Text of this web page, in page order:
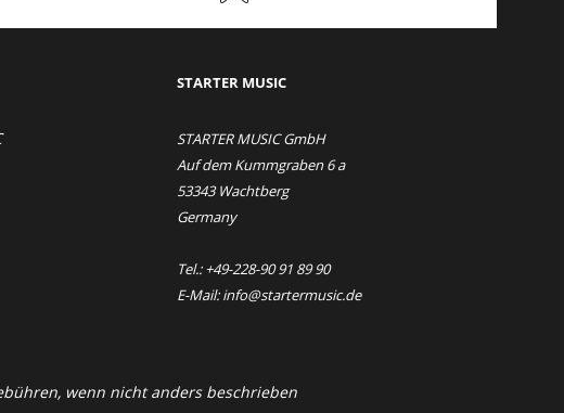
STARTER MUSIC
STARTER MUSIC GmbH
Auf dem Kummgraben 6 a
53343 Wachtberg
Germany
Tel.: +49-228-90 91 89 90
E-Mail: info@startermusic.de
wenn nicht anders beschrieben